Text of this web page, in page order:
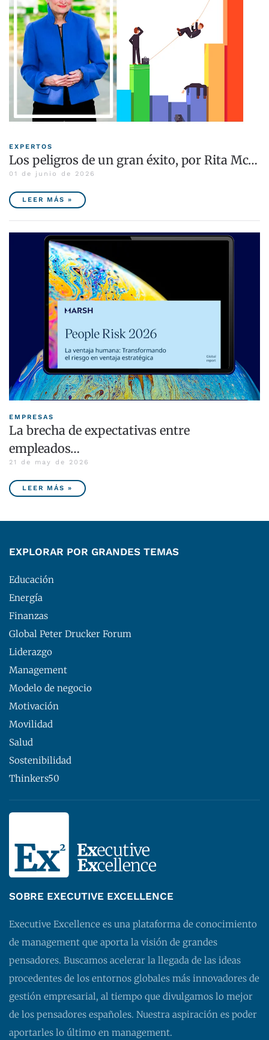
EXPERTOS
Los peligros de un gran éxito, por Rita Mc…
01 de junio de 2026
LEER MÁS »
EMPRESAS
La brecha de expectativas entre
empleados…
21 de may de 2026
LEER MÁS »
EXPLORAR POR GRANDES TEMAS
Educación
Energía
Finanzas
Global Peter Drucker Forum
Liderazgo
Management
Modelo de negocio
Motivación
Movilidad
Salud
Sostenibilidad
Thinkers50
SOBRE EXECUTIVE EXCELLENCE
Executive Excellence es una plataforma de conocimiento
de management que aporta la visión de grandes
pensadores. Buscamos acelerar la llegada de las ideas
procedentes de los entornos globales más innovadores de
gestión empresarial, al tiempo que divulgamos lo mejor
de los pensadores españoles. Nuestra aspiración es poder
aportarles lo último en management.